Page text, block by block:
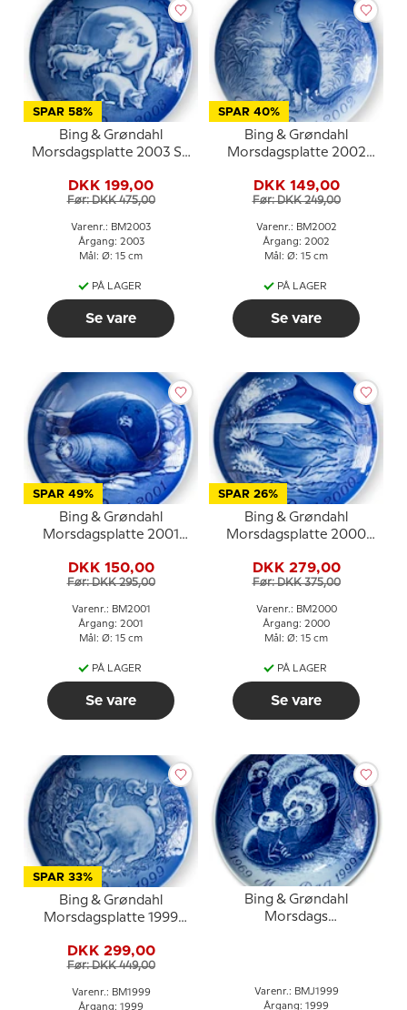
SPAR 58%
Bing & Grøndahl
Morsdagsplatte 2003 So
DKK 199,00
Før: DKK 475,00
Varenr.: BM2003
Årgang: 2003
Mål: Ø: 15 cm
PÅ LAGER
Se vare
SPAR 40%
Bing & Grøndahl
Morsdagsplatte 2002
DKK 149,00
Før: DKK 249,00
Varenr.: BM2002
Årgang: 2002
Mål: Ø: 15 cm
PÅ LAGER
Se vare
SPAR 49%
Bing & Grøndahl
Morsdagsplatte 2001
DKK 150,00
Før: DKK 295,00
Varenr.: BM2001
Årgang: 2001
Mål: Ø: 15 cm
PÅ LAGER
Se vare
SPAR 26%
Bing & Grøndahl
Morsdagsplatte 2000
DKK 279,00
Før: DKK 375,00
Varenr.: BM2000
Årgang: 2000
Mål: Ø: 15 cm
PÅ LAGER
Se vare
SPAR 33%
Bing & Grøndahl
Morsdagsplatte 1999
DKK 299,00
Før: DKK 449,00
Varenr.: BM1999
Årgang: 1999
Bing & Grøndahl
Morsdags
Varenr.: BMJ1999
Årgang: 1999